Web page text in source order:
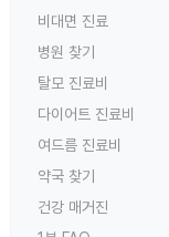
비대면 진료
병원 찾기
탈모 진료비
다이어트 진료비
여드름 진료비
약국 찾기
건강 매거진